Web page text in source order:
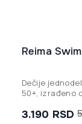
Reima
Originalna
3.190 RSD
Trenutna
Dečije
50+, izrađeno
suncu.